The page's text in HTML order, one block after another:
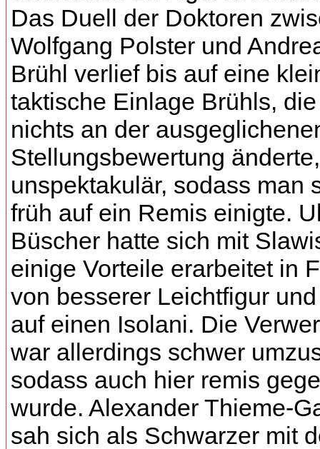
Das Duell der Doktoren
Wolfgang Polster und
Brühl verlief bis auf eine
taktische Einlage Brühls,
nichts an der
Stellungsbewertung änderte,
unspektakulär, sodass man
früh auf ein Remis einigte.
Büscher hatte sich mit
einige Vorteile erarbeitet in
von besserer Leichtfigur
auf einen Isolani. Die
war allerdings schwer
sodass auch hier remis
wurde. Alexander Thieme-
sah sich als Schwarzer mit